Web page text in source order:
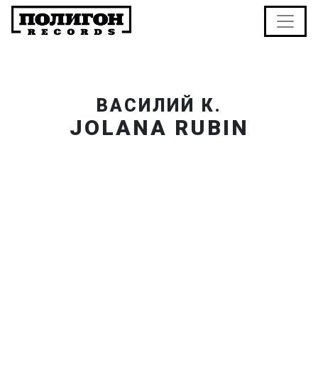
ВАСИЛИЙ К.
JOLANA RUBIN